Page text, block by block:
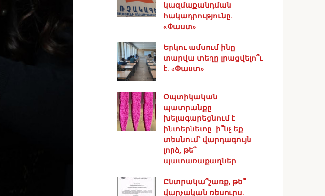
կազմաքանդման
հակադրությունը.
«Փաստ»
Երկու ամսում ինը
տարվա տեղը լրացվելո՞ւ
է. «Փաստ»
Օպտիկական
պատրանքը
խելագարեցնում է
ինտերնետը. ի՞նչ եք
տեսնում՝ վարդագույն
լորձ, թե՞
պատառաքաղներ
Ընտրակա՞շառք, թե՞
վարչական ռեսուրս․